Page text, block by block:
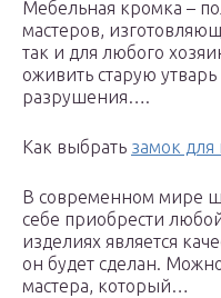
Мебельная кромка –
мастеров,
так и для любого
оживить старую
разрушения….
Как выбрать замок
В современном мире
себе приобрести
изделиях является
он будет сделан.
мастера, который…